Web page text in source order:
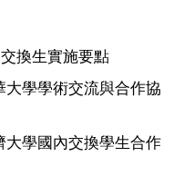
換生實施要點
大學學術交流與合作協
大學國內交換學生合作